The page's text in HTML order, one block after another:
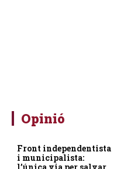
Opinió
Front independentista
i municipalista: